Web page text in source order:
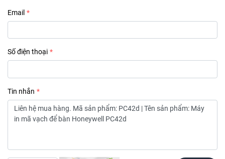
Email
Số điện thoại
Tin nhắn